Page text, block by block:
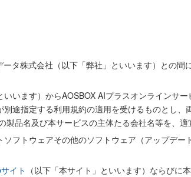
タ株式会社（以下「弊社」といいます）との
います）からAOSBOX AIプラスオンラインサ
途指定する利用規約の適用を受けるものとし
品名及び本サービスの主体たる会社名等を、
フトウェアその他のソフトウェア（アップデ
イト （以下「本サイト」といいます）ならび